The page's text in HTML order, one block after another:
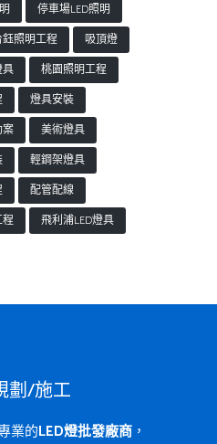
停車場LED照明
鈺照明工程
吸頂燈
桃園照明工程
燈具安裝
美術燈具
輕鋼架燈具
配管配線
飛利浦LED燈具
劃/施工
業的LED燈批發廠商 ，